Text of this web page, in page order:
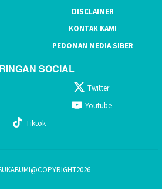
DISCLAIMER
KONTAK KAMI
PEDOMAN MEDIA SIBER
SOCIAL
Twitter
Youtube
Tiktok